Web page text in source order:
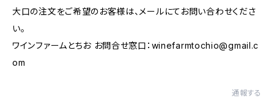
大口の注文をご希望のお客様は、メールにてお問い合わせくださ
い。
ワインファームとちお お問合せ窓口： winefarmtochio@gmail.c
om
通報する